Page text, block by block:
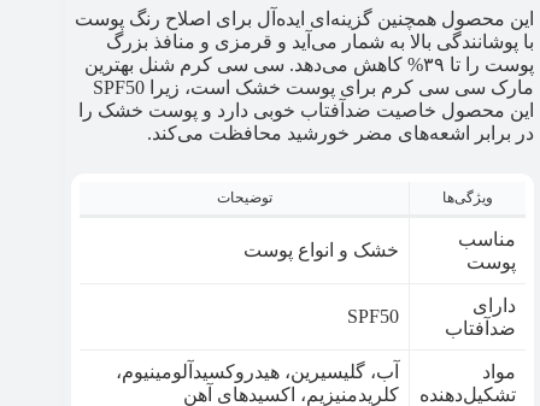
این محصول همچنین گزینه‌ای ایده‌آل برای اصلاح رنگ پوست
با پوشانندگی بالا به شمار می‌آید و قرمزی و منافذ بزرگ
پوست را تا ۳۹% کاهش می‌دهد. سی سی کرم شنل بهترین
مارک سی سی کرم برای پوست خشک است، زیرا SPF50
این محصول خاصیت ضدآفتاب خوبی دارد و پوست خشک را
در برابر اشعه‌های مضر خورشید محافظت می‌کند.
ویژگی‌ها توضیحات
مناسب
پوست
خشک و انواع پوست
دارای
ضدآفتاب
SPF50
مواد
تشکیل‌دهنده
آب، گلیسیرین، هیدروکسیدآلومینیوم،
کلریدمنیزیم، اکسیدهای آهن